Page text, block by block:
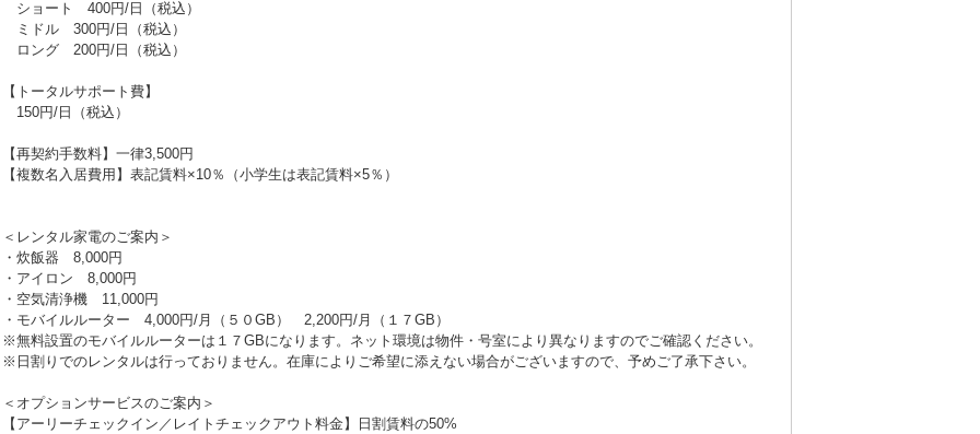
ショート 400円/日（税込）
ミドル 300円/日（税込）
ロング 200円/日（税込）
【トータルサポート費】
150円/日（税込）
【再契約手数料】一律3,500円
【複数名入居費用】表記賃料×10％（小学生は表記賃料×5％）
＜レンタル家電のご案内＞
・炊飯器 8,000円
・アイロン 8,000円
・空気清浄機 11,000円
・モバイルルーター 4,000円/月（５０GB） 2,200円/月（１７GB）
※無料設置のモバイルルーターは１７GBになります。ネット環境は物件・号室により異なりますのでご確認ください。
※日割りでのレンタルは行っておりません。在庫によりご希望に添えない場合がございますので、予めご了承下さい。
＜オプションサービスのご案内＞
【アーリーチェックイン／レイトチェックアウト料金】日割賃料の50%